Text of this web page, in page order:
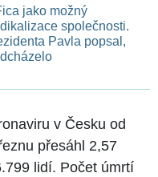
jako možný
společnosti.
Pavla popsal,
v Česku od
přesáhl 2,57
lidí. Počet úmrtí